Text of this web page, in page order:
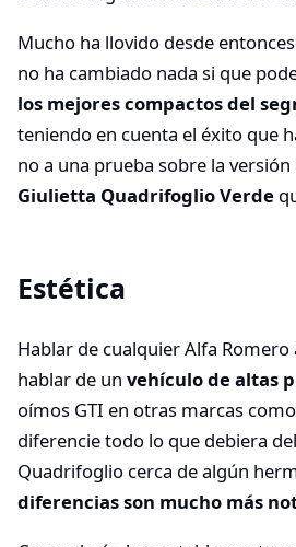
Mucho ha llovido desde
no ha cambiado nada si que
los mejores compactos del
teniendo en cuenta el éxito que
no a una prueba sobre la
Giulietta Quadrifoglio Verde
Estética
Hablar de cualquier Alfa
hablar de un vehículo de altas
oímos GTI en otras marcas
diferencie todo lo que debiera
Quadrifoglio cerca de algún
diferencias son mucho más